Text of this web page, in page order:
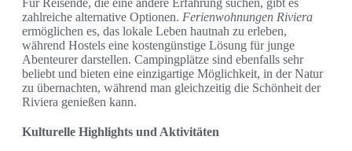
Für Reisende, die eine andere Erfahrung suchen, gibt es
zahlreiche alternative Optionen. Ferienwohnungen Riviera
ermöglichen es, das lokale Leben hautnah zu erleben,
während Hostels eine kostengünstige Lösung für junge
Abenteurer darstellen. Campingplätze sind ebenfalls sehr
beliebt und bieten eine einzigartige Möglichkeit, in der Natur
zu übernachten, während man gleichzeitig die Schönheit der
Riviera genießen kann.
Kulturelle Highlights und Aktivitäten